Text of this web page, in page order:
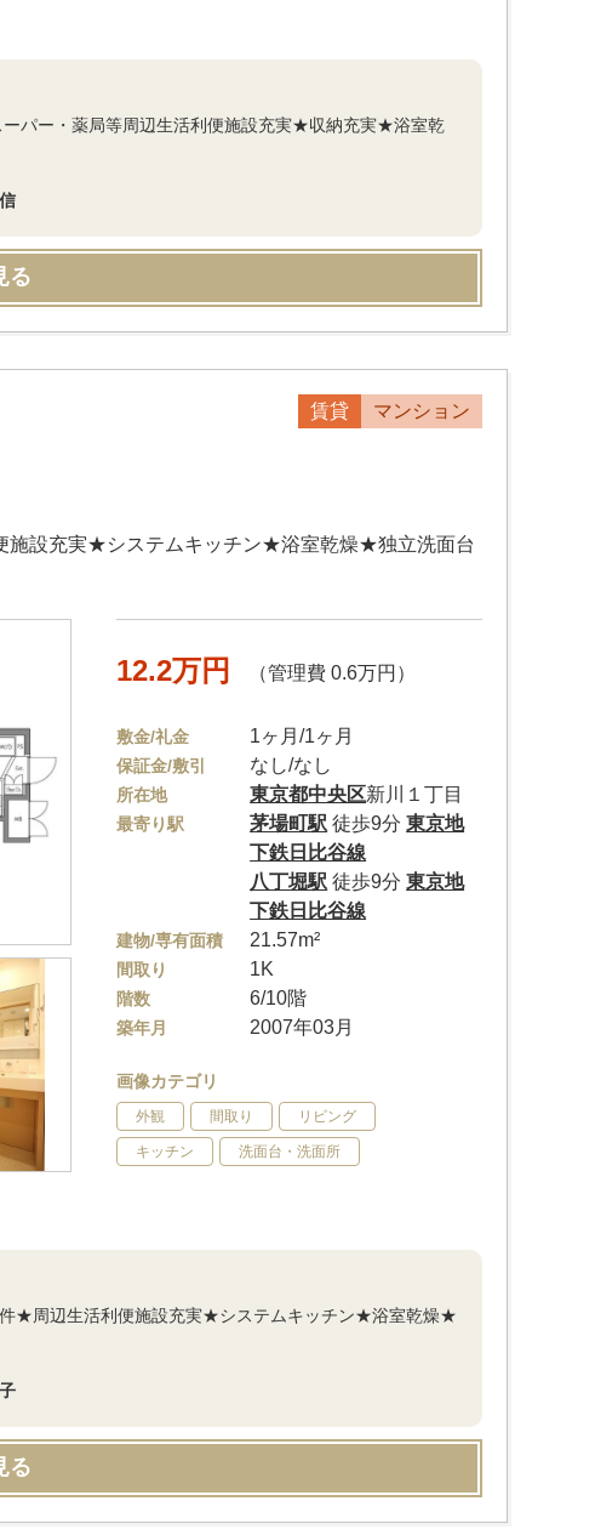
パー・薬局等周辺生活利便施設充実★収納充実★浴室乾
る
賃貸 マンション
施設充実★システムキッチン★浴室乾燥★独立洗面台
12.2万円 （管理費 0.6万円）
敷金/礼金 1ヶ月/1ヶ月
保証金/敷引 なし/なし
所在地 東京都中央区新川１丁目
最寄り駅 茅場町駅 徒歩9分東京地
下鉄日比谷線
八丁堀駅 徒歩9分東京地
下鉄日比谷線
建物/専有面積 21.57m²
間取り 1K
階数 6/10階
築年月 2007年03月
画像カテゴリ
外観 間取り リビング
キッチン 洗面台・洗面所
★周辺生活利便施設充実★システムキッチン★浴室乾燥★
る